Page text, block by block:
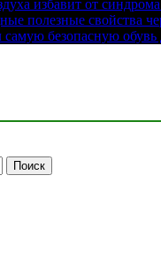
избавит от синдрома
полезные свойства
безопасную